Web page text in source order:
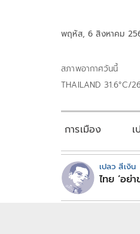
พฤหัส, 6 สิงหาคม
สภาพอากาศวันนี้
THAILAND 31.6°C/
การเมือง
เปลว สีเงิน
ไทย ‘อย่า